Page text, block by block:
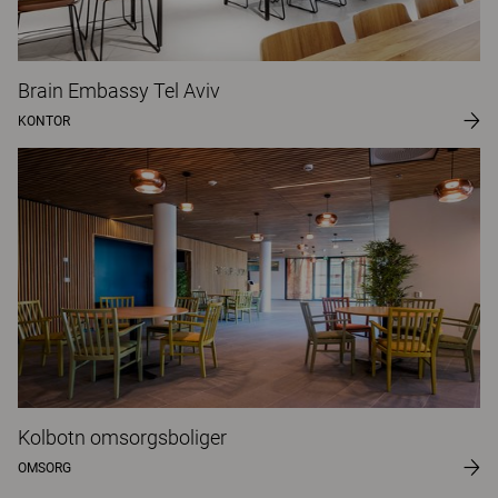
Brain Embassy Tel Aviv
KONTOR
Kolbotn omsorgsboliger
OMSORG